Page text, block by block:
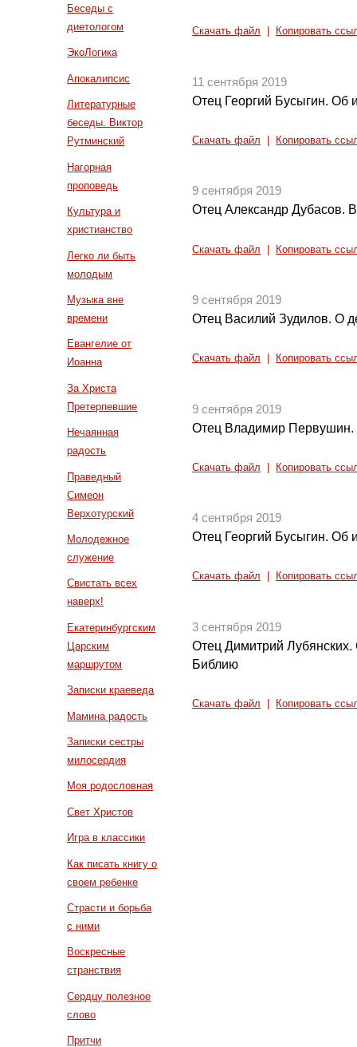
Беседы с
диетологом
ЭкоЛогика
Апокалипсис
Литературные
беседы. Виктор
Рутминский
Нагорная
проповедь
Культура и
христианство
Легко ли быть
молодым
Музыка вне
времени
Евангелие от
Иоанна
За Христа
Претерпевшие
Нечаянная
радость
Праведный
Симеон
Верхотурский
Молодежное
служение
Свистать всех
наверх!
Екатеринбургским
Царским
маршрутом
Записки краеведа
Мамина радость
Записки сестры
милосердия
Моя родословная
Свет Христов
Игра в классики
Как писать книгу о
своем ребенке
Страсти и борьба
с ними
Воскресные
странствия
Сердцу полезное
слово
Притчи
Скачать файл Копировать
11 сентября 2019
Отец Георгий Бусыгин. Об
Скачать файл Копировать
9 сентября 2019
Отец Александр Дубасов.
Скачать файл Копировать
9 сентября 2019
Отец Василий Зудилов. О
Скачать файл Копировать
9 сентября 2019
Отец Владимир Первушин.
Скачать файл Копировать
4 сентября 2019
Отец Георгий Бусыгин. Об
Скачать файл Копировать
3 сентября 2019
Отец Димитрий Лубянских.
Библию
Скачать файл Копировать